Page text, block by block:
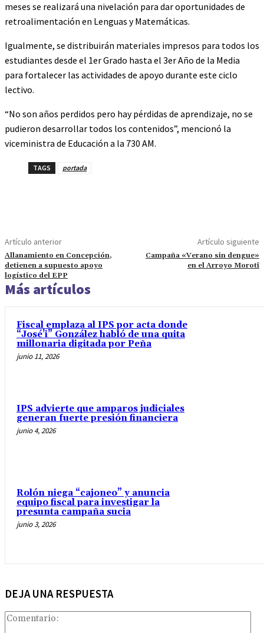
meses se realizará una nivelación para dar oportunidades de
retroalimentación en Lenguas y Matemáticas.
Igualmente, se distribuirán materiales impresos para todos los
estudiantes desde el 1er Grado hasta el 3er Año de la Media
para fortalecer las actividades de apoyo durante este ciclo
lectivo.
“No son años perdidos pero hay pérdidas de aprendizaje, no se
pudieron desarrollar todos los contenidos”, mencionó la
viceministra de Educación a la 730 AM.
TAGS portada
Artículo anterior
Allanamiento en Concepción,
detienen a supuesto apoyo
logístico del EPP
Artículo siguiente
Campaña «Verano sin dengue»
en el Arroyo Morotî
Más artículos
Fiscal emplaza al IPS por acta donde
“José’i” González habló de una quita
millonaria digitada por Peña
junio 11, 2026
IPS advierte que amparos judiciales
generan fuerte presión financiera
junio 4, 2026
Rolón niega “cajoneo” y anuncia
equipo fiscal para investigar la
presunta campaña sucia
junio 3, 2026
DEJA UNA RESPUESTA